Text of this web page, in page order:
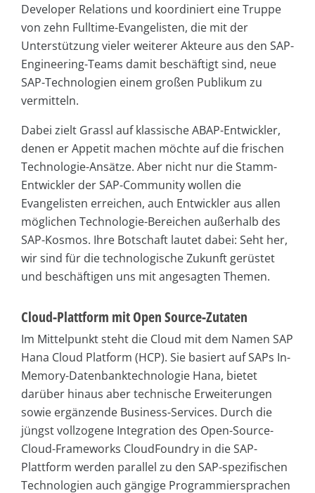
Developer Relations und koordiniert eine Truppe
von zehn Fulltime-Evangelisten, die mit der
Unterstützung vieler weiterer Akteure aus den SAP-
Engineering-Teams damit beschäftigt sind, neue
SAP-Technologien einem großen Publikum zu
vermitteln.
Dabei zielt Grassl auf klassische ABAP-Entwickler,
denen er Appetit machen möchte auf die frischen
Technologie-Ansätze. Aber nicht nur die Stamm-
Entwickler der SAP-Community wollen die
Evangelisten erreichen, auch Entwickler aus allen
möglichen Technologie-Bereichen außerhalb des
SAP-Kosmos. Ihre Botschaft lautet dabei: Seht her,
wir sind für die technologische Zukunft gerüstet
und beschäftigen uns mit angesagten Themen.
Cloud-Plattform mit Open Source-Zutaten
Im Mittelpunkt steht die Cloud mit dem Namen SAP
Hana Cloud Platform (HCP). Sie basiert auf SAPs In-
Memory-Datenbanktechnologie Hana, bietet
darüber hinaus aber technische Erweiterungen
sowie ergänzende Business-Services. Durch die
jüngst vollzogene Integration des Open-Source-
Cloud-Frameworks CloudFoundry in die SAP-
Plattform werden parallel zu den SAP-spezifischen
Technologien auch gängige Programmiersprachen